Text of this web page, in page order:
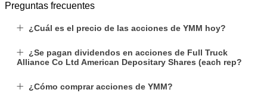
Preguntas frecuentes
¿Cuál es el precio de las acciones de YMM hoy?
¿Se pagan dividendos en acciones de Full Truck
Alliance Co Ltd American Depositary Shares (each rep?
¿Cómo comprar acciones de YMM?